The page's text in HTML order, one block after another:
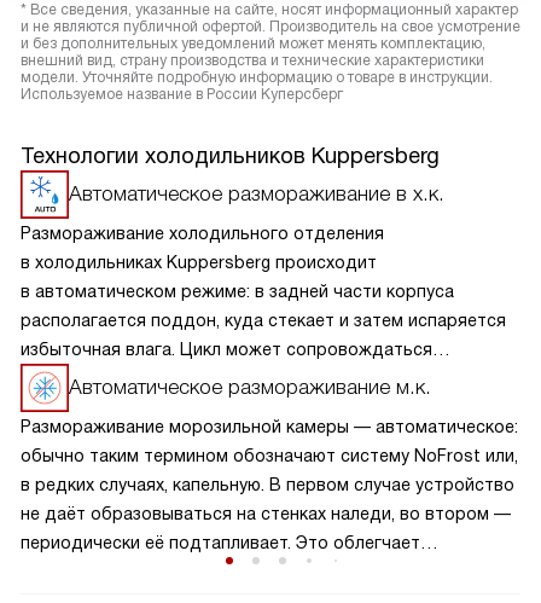
* Все сведения, указанные на сайте, носят информационный характер
и не являются публичной офертой. Производитель на свое усмотрение
и без дополнительных уведомлений может менять комплектацию,
внешний вид, страну производства и технические характеристики
модели. Уточняйте подробную информацию о товаре в инструкции.
Используемое название в России Куперсберг
Технологии холодильников Kuppersberg
Автоматическое размораживание в х.к.
Размораживание холодильного отделения
в холодильниках Kuppersberg происходит
в автоматическом режиме: в задней части корпуса
располагается поддон, куда стекает и затем испаряется
избыточная влага. Цикл может сопровождаться
небольшим шумом. Процесс не требует участия человека,
более того, применение дополнительных средств
категорически не рекомендуется.
Автоматическое размораживание м.к.
Размораживание морозильной камеры — автоматическое:
обычно таким термином обозначают систему NoFrost или,
в редких случаях, капельную. В первом случае устройство
не даёт образовываться на стенках наледи, во втором —
периодически её подтапливает. Это облегчает